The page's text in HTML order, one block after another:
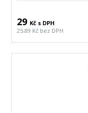
29 Kč s DPH
25.89 Kč bez DPH